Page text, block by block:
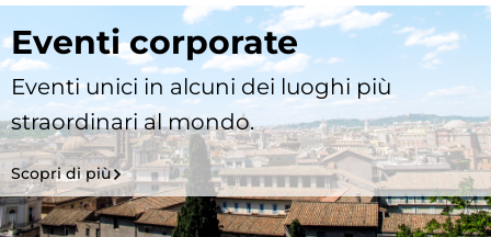
Eventi corporate
Eventi unici in alcuni dei luoghi più
straordinari al mondo.
Scopri di più